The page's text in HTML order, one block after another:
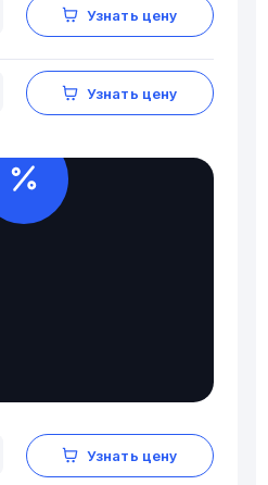
Узнать цену
Узнать цену
Узнать цену